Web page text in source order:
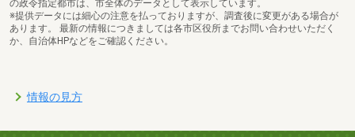
の政令指定都市は、市全体のデータとして表示しています。
※提供データには細心の注意を払っておりますが、調査後に変更がある場合が
あります。 最新の情報につきましては各市区役所までお問い合わせいただく
か、自治体HPなどをご確認ください。
情報の見方